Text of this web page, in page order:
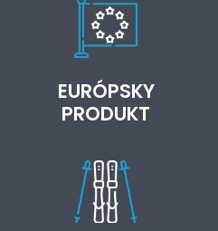
EURÓPSKY
PRODUKT